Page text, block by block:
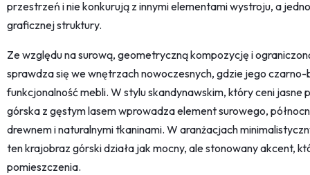
przestrzeń i nie konkurują z innymi elementami wystroju, a
graficznej struktury.
Ze względu na surową, geometryczną kompozycję i
sprawdza się we wnętrzach nowoczesnych, gdzie jego
funkcjonalność mebli. W stylu skandynawskim, który ceni jasne
górska z gęstym lasem wprowadza element surowego,
drewnem i naturalnymi tkaninami. W aranżacjach
ten krajobraz górski działa jak mocny, ale stonowany akcent,
pomieszczenia.